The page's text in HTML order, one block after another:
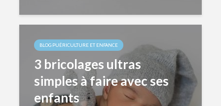
BLOG PUÉRICULTURE ET ENFANCE
3 bricolages ultras
simples à faire avec ses
enfants